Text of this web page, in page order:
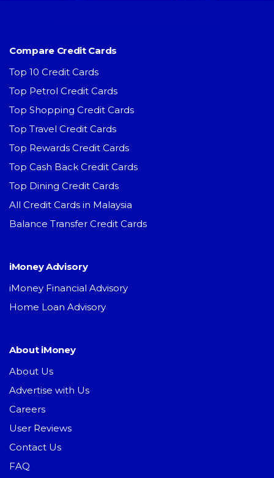
Compare Credit Cards
Top 10 Credit Cards
Top Petrol Credit Cards
Top Shopping Credit Cards
Top Travel Credit Cards
Top Rewards Credit Cards
Top Cash Back Credit Cards
Top Dining Credit Cards
All Credit Cards in Malaysia
Balance Transfer Credit Cards
iMoney Advisory
iMoney Financial Advisory
Home Loan Advisory
About iMoney
About Us
Advertise with Us
Careers
User Reviews
Contact Us
FAQ